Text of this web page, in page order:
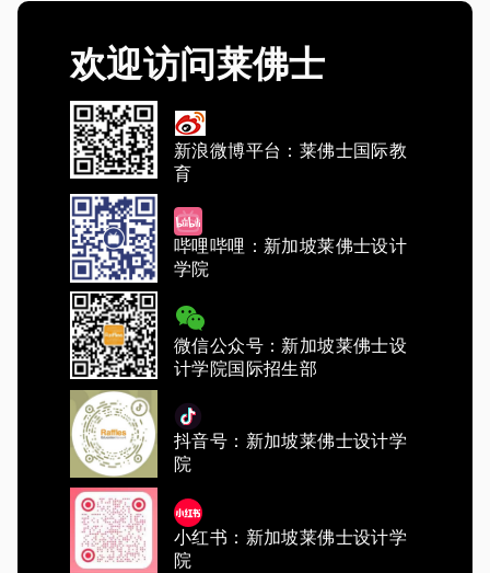
欢迎访问莱佛士
新浪微博平台：莱佛士国际教
育
哔哩哔哩：新加坡莱佛士设计
学院
微信公众号：新加坡莱佛士设
计学院国际招生部
抖音号：新加坡莱佛士设计学
院
小红书：新加坡莱佛士设计学
院